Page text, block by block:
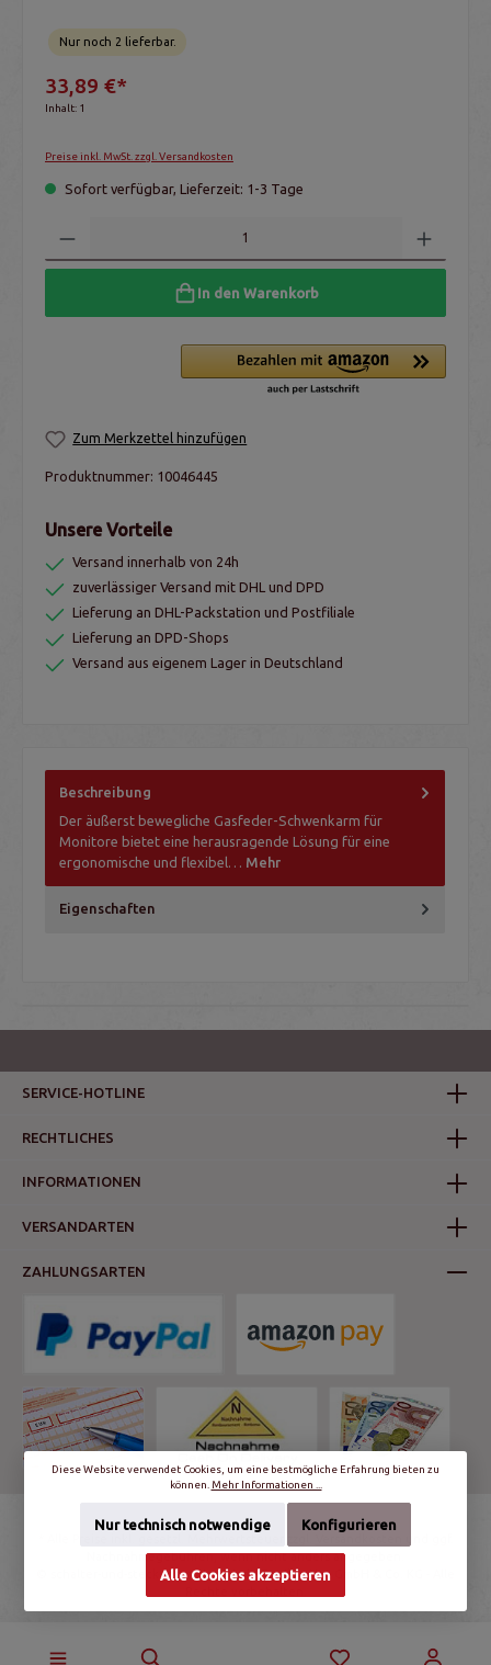
Nur noch 2 lieferbar.
33,89 €*
Inhalt: 1
Preise inkl. MwSt. zzgl. Versandkosten
Sofort verfügbar, Lieferzeit: 1-3 Tage
In den Warenkorb
Zum Merkzettel hinzufügen
Produktnummer: 10046445
Unsere Vorteile
Versand innerhalb von 24h
zuverlässiger Versand mit DHL und DPD
Lieferung an DHL-Packstation und Postfiliale
Lieferung an DPD-Shops
Versand aus eigenem Lager in Deutschland
Beschreibung
Der äußerst bewegliche Gasfeder-Schwenkarm für
Monitore bietet eine herausragende Lösung für eine
ergonomische und flexibel… Mehr
Eigenschaften
SERVICE-HOTLINE
RECHTLICHES
INFORMATIONEN
VERSANDARTEN
ZAHLUNGSARTEN
Nachnahmegebühren, wenn nicht anders angegeben.
© schalter-und-steckdosen.de | World Trading Net GmbH & Co. KG - Alle
Diese Website verwendet Cookies, um eine bestmögliche Erfahrung bieten zu
können. Mehr Informationen ...
Nur technisch notwendige Konfigurieren
Alle Cookies akzeptieren